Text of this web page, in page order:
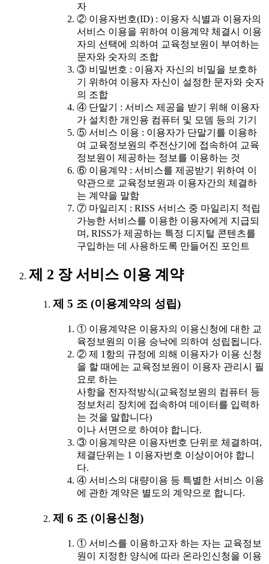
자
② 이용자번호(ID) : 이용자 식별과 이용자의
서비스 이용을 위하여 이용계약 체결시 이용
자의 선택에 의하여 교육정보원이 부여하는
문자와 숫자의 조합
③ 비밀번호 : 이용자 자신의 비밀을 보호하
기 위하여 이용자 자신이 설정한 문자와 숫자
의 조합
④ 단말기 : 서비스 제공을 받기 위해 이용자
가 설치한 개인용 컴퓨터 및 모뎀 등의 기기
⑤ 서비스 이용 : 이용자가 단말기를 이용하
여 교육정보원의 주전산기에 접속하여 교육
정보원이 제공하는 정보를 이용하는 것
⑥ 이용계약 : 서비스를 제공받기 위하여 이
약관으로 교육정보원과 이용자간의 체결하
는 계약을 말함
⑦ 마일리지 : RISS 서비스 중 마일리지 적립
가능한 서비스를 이용한 이용자에게 지급되
며, RISS가 제공하는 특정 디지털 콘텐츠를
구입하는 데 사용하도록 만들어진 포인트
제 2 장 서비스 이용 계약
제 5 조 (이용계약의 성립)
① 이용계약은 이용자의 이용신청에 대한 교
육정보원의 이용 승낙에 의하여 성립됩니다.
② 제 1항의 규정에 의해 이용자가 이용 신청
을 할 때에는 교육정보원이 이용자 관리시 필
요로 하는
사항을 전자적방식(교육정보원의 컴퓨터 등
정보처리 장치에 접속하여 데이터를 입력하
는 것을 말합니다)
이나 서면으로 하여야 합니다.
③ 이용계약은 이용자번호 단위로 체결하며,
체결단위는 1 이용자번호 이상이어야 합니
다.
④ 서비스의 대량이용 등 특별한 서비스 이용
에 관한 계약은 별도의 계약으로 합니다.
제 6 조 (이용신청)
① 서비스를 이용하고자 하는 자는 교육정보
원이 지정한 양식에 따라 온라인신청을 이용